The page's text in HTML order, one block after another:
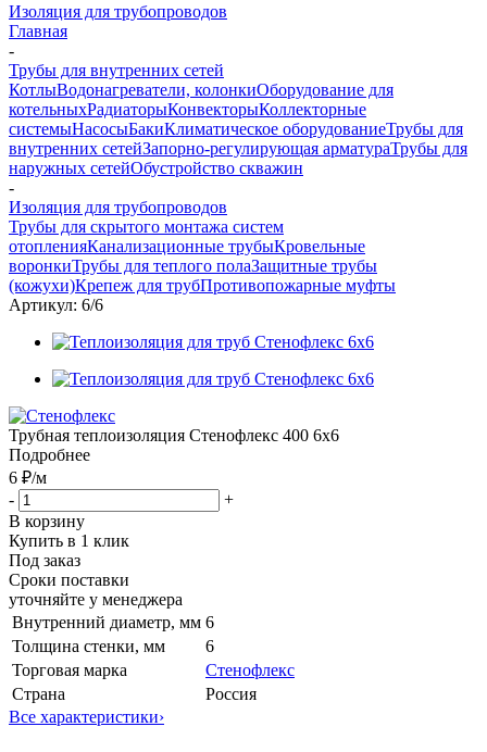
Изоляция для трубопроводов
Главная
-
Трубы для внутренних сетей
КотлыВодонагреватели, колонкиОборудование для
котельныхРадиаторыКонвекторыКоллекторные
системыНасосыБакиКлиматическое оборудованиеТрубы для
внутренних сетейЗапорно-регулирующая арматураТрубы для
наружных сетейОбустройство скважин
-
Изоляция для трубопроводов
Трубы для скрытого монтажа систем
отопленияКанализационные трубыКровельные
воронкиТрубы для теплого полаЗащитные трубы
(кожухи)Крепеж для трубПротивопожарные муфты
Артикул: 6/6
Трубная теплоизоляция Стенофлекс 400 6х6
Подробнее
6 ₽/м
-
+
В корзину
Купить в 1 клик
Под заказ
Сроки поставки
уточняйте у менеджера
Внутренний диаметр, мм 6
Толщина стенки, мм
6
Торговая марка
Стенофлекс
Страна
Россия
Все характеристики›